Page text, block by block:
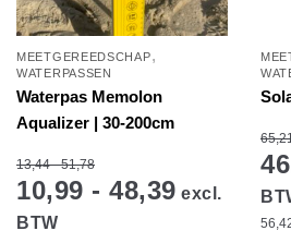
MEETGEREEDSCHAP,
WATERPASSEN
Waterpas Memolon
Aqualizer | 30-200cm
13,44 - 51,78
10,99 - 48,39 excl.
BTW